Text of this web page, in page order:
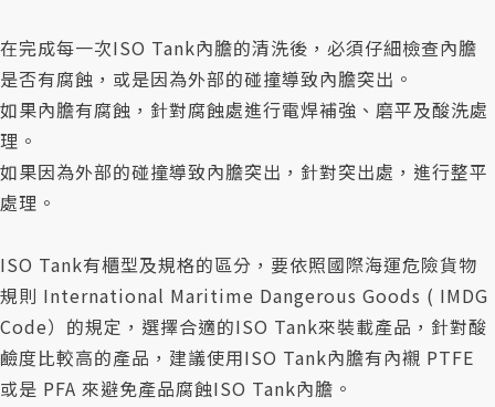
在完成每一次ISO Tank內膽的清洗後，必須仔細檢查內膽
是否有腐蝕，或是因為外部的碰撞導致內膽突出。
如果內膽有腐蝕，針對腐蝕處進行電焊補強、磨平及酸洗處
理。
如果因為外部的碰撞導致內膽突出，針對突出處，進行整平
處理。
ISO Tank有櫃型及規格的區分，要依照國際海運危險貨物
規則 International Maritime Dangerous Goods ( IMDG
Code）的規定，選擇合適的ISO Tank來裝載產品，針對酸
鹼度比較高的產品，建議使用ISO Tank內膽有內襯 PTFE
或是 PFA 來避免產品腐蝕ISO Tank內膽。